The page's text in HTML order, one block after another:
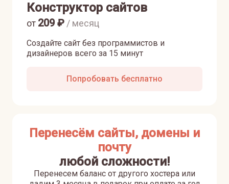
Конструктор сайтов
Создайте сайт без программистов и
дизайнеров всего за 15 минут
от 209₽ / месяц
Попробовать бесплатно
Перенесём сайты, домены и
почту
любой сложности!
Перенесем баланс от другого хостера или